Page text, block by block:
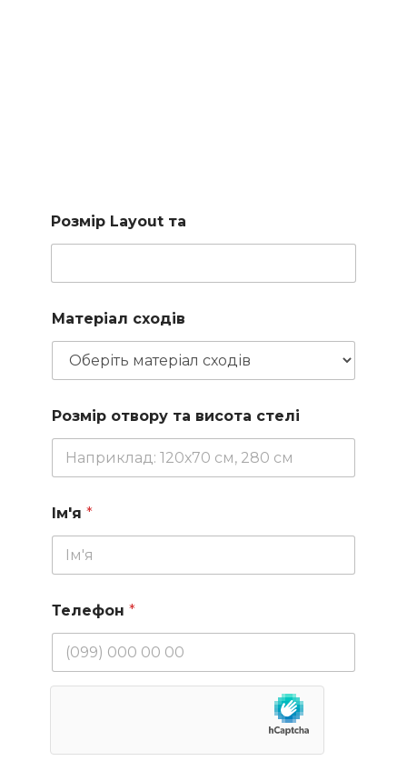
Розмір Layout та
Матеріал сходів
Розмір отвору та висота стелі
Ім'я *
Телефон *